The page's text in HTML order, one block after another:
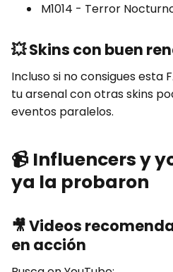
M1014 - Terror
💥Skins con buen
Incluso si no consigues esta
tu arsenal con otras skins
eventos paralelos.
📹 Influencers y
ya la probaron
🎥Videos
en acción